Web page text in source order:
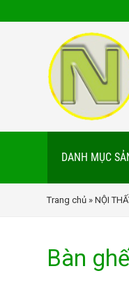
DANH MỤC
Trang chủ »NỘI
Bàn